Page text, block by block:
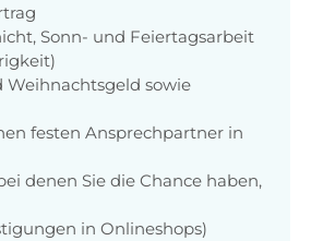
Sonn- und Feiertagsarbeit
Weihnachtsgeld sowie
festen Ansprechpartner in
denen Sie die Chance haben,
in Onlineshops)